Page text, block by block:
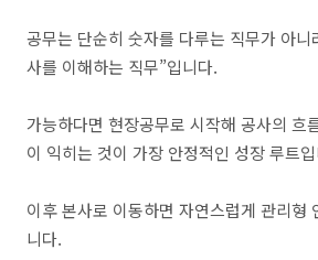
공무는 단순히 숫자를 다루는 직무가 아니
사를 이해하는 직무”입니다.
가능하다면 현장공무로 시작해 공사의 흐
이 익히는 것이 가장 안정적인 성장 루트
이후 본사로 이동하면 자연스럽게 관리형
니다.